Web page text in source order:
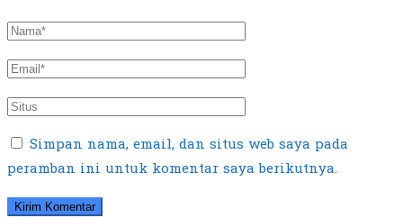
Simpan nama, email, dan situs web saya pada
peramban ini untuk komentar saya berikutnya.